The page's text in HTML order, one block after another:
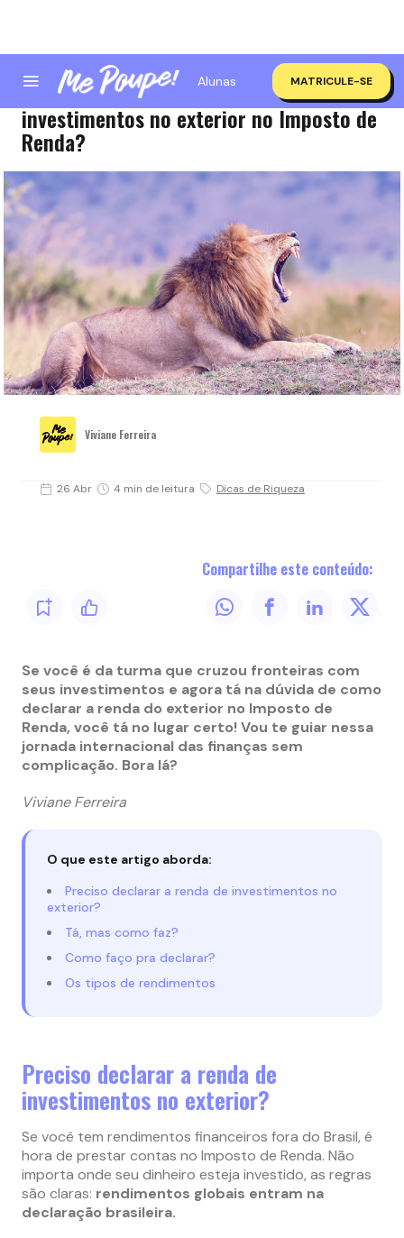
Alunas MATRICULE-SE
Como declarar a renda e os
investimentos no exterior no Imposto de
Renda?
Viviane Ferreira
26 Abr 4 min de leitura Dicas de Riqueza
Compartilhe este conteúdo:
Se você é da turma que cruzou fronteiras com
seus investimentos e agora tá na dúvida de como
declarar a renda do exterior no Imposto de
Renda, você tá no lugar certo! Vou te guiar nessa
jornada internacional das finanças sem
complicação. Bora lá?
Viviane Ferreira
O que este artigo aborda:
Preciso declarar a renda de investimentos no
exterior?
Tá, mas como faz?
Como faço pra declarar?
Os tipos de rendimentos
Preciso declarar a renda de
investimentos no exterior?
Se você tem rendimentos financeiros fora do Brasil, é
hora de prestar contas no Imposto de Renda. Não
importa onde seu dinheiro esteja investido, as regras
são claras: rendimentos globais entram na
declaração brasileira.